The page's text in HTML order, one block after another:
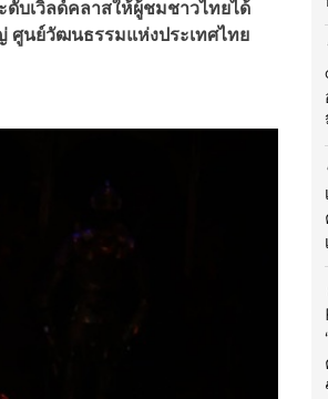
ดับเวิลด์คลาสให้ผู้ชมชาวไทยได้
ศูนย์วัฒนธรรมแห่งประเทศไทย